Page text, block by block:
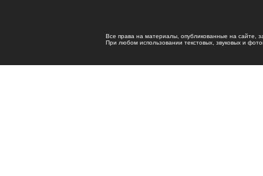
Все права на материалы, опубликованные на сайте,
При любом использовании текстовых, звуковых и